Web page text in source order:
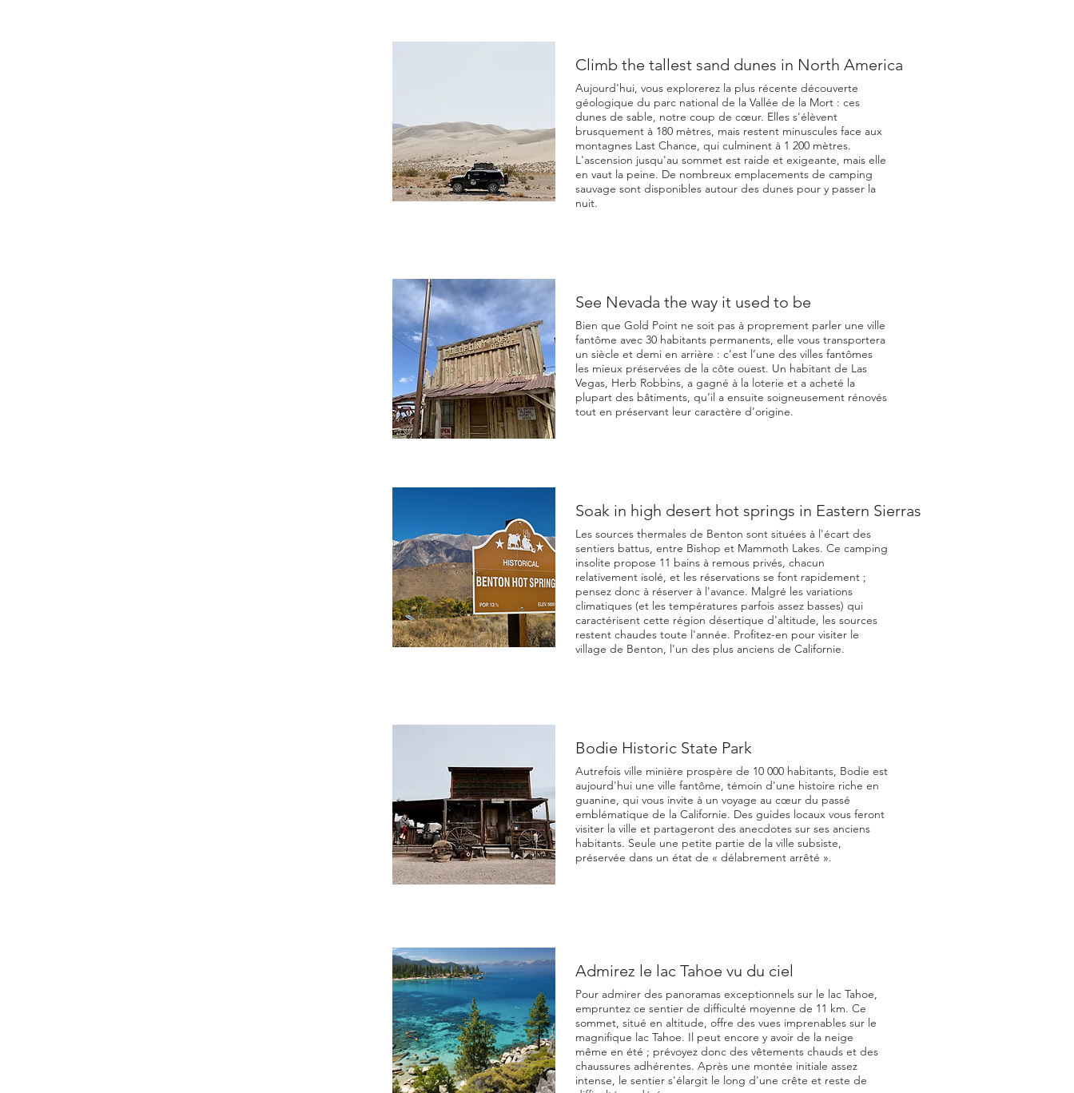
Climb the tallest sand dunes in North America
Aujourd'hui, vous explorerez la plus récente découverte
géologique du parc national de la Vallée de la Mort : ces
dunes de sable, notre coup de cœur. Elles s'élèvent
brusquement à 180 mètres, mais restent minuscules face aux
montagnes Last Chance, qui culminent à 1 200 mètres.
L'ascension jusqu'au sommet est raide et exigeante, mais elle
en vaut la peine. De nombreux emplacements de camping
sauvage sont disponibles autour des dunes pour y passer la
nuit.
See Nevada the way it used to be
Bien que Gold Point ne soit pas à proprement parler une ville
fantôme avec 30 habitants permanents, elle vous transportera
un siècle et demi en arrière : c’est l’une des villes fantômes
les mieux préservées de la côte ouest. Un habitant de Las
Vegas, Herb Robbins, a gagné à la loterie et a acheté la
plupart des bâtiments, qu’il a ensuite soigneusement rénovés
tout en préservant leur caractère d’origine.
Soak in high desert hot springs in Eastern Sierras
Les sources thermales de Benton sont situées à l'écart des
sentiers battus, entre Bishop et Mammoth Lakes. Ce camping
insolite propose 11 bains à remous privés, chacun
relativement isolé, et les réservations se font rapidement ;
pensez donc à réserver à l'avance. Malgré les variations
climatiques (et les températures parfois assez basses) qui
caractérisent cette région désertique d'altitude, les sources
restent chaudes toute l'année. Profitez-en pour visiter le
village de Benton, l'un des plus anciens de Californie.
Bodie Historic State Park
Autrefois ville minière prospère de 10 000 habitants, Bodie est
aujourd'hui une ville fantôme, témoin d'une histoire riche en
guanine, qui vous invite à un voyage au cœur du passé
emblématique de la Californie. Des guides locaux vous feront
visiter la ville et partageront des anecdotes sur ses anciens
habitants. Seule une petite partie de la ville subsiste,
préservée dans un état de « délabrement arrêté ».
Admirez le lac Tahoe vu du ciel
Pour admirer des panoramas exceptionnels sur le lac Tahoe,
empruntez ce sentier de difficulté moyenne de 11 km. Ce
sommet, situé en altitude, offre des vues imprenables sur le
magnifique lac Tahoe. Il peut encore y avoir de la neige
même en été ; prévoyez donc des vêtements chauds et des
chaussures adhérentes. Après une montée initiale assez
intense, le sentier s'élargit le long d'une crête et reste de